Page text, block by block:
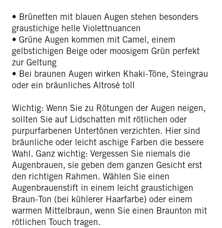
• Brünetten mit blauen Augen stehen besonders
graustichige helle Violettnuancen
• Grüne Augen kommen mit Camel, einem
gelbstichigen Beige oder moosigem Grün perfekt
zur Geltung
• Bei braunen Augen wirken Khaki-Töne, Steingrau
oder ein bräunliches Altrosé toll
Wichtig: Wenn Sie zu Rötungen der Augen neigen,
sollten Sie auf Lidschatten mit rötlichen oder
purpurfarbenen Untertönen verzichten. Hier sind
bräunliche oder leicht aschige Farben die bessere
Wahl. Ganz wichtig: Vergessen Sie niemals die
Augenbrauen, sie geben dem ganzen Gesicht erst
den richtigen Rahmen. Wählen Sie einen
Augenbrauenstift in einem leicht graustichigen
Braun-Ton (bei kühlerer Haarfarbe) oder einem
warmen Mittelbraun, wenn Sie einen Braunton mit
rötlichen Touch tragen.